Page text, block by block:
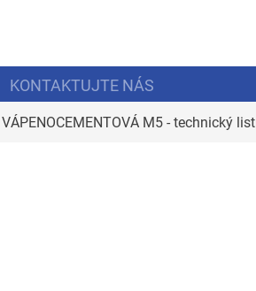
KONTAKTUJTE NÁS
M5 - technický list